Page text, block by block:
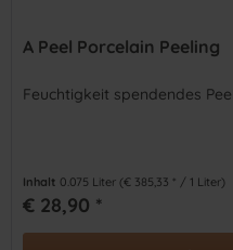
A Peel Porcelain Peeling
Feuchtigkeit spendendes
Inhalt 0.075 Liter (€ 385,33 * / 1 Liter)
€ 28,90 *